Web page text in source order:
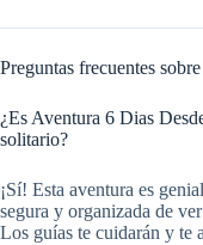
Preguntas frecuentes
¿Es Aventura 6 Dias
solitario?
¡Sí! Esta aventura es
segura y organizada de
Los guías te cuidarán y te